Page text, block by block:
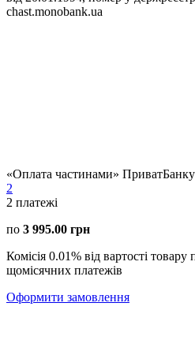
chast.monobank.ua
«Оплата частинами»
2
2 платежі
по 3 995.00 грн
Комісія 0.01% від вартості товару
щомісячних платежів
Оформити замовлення